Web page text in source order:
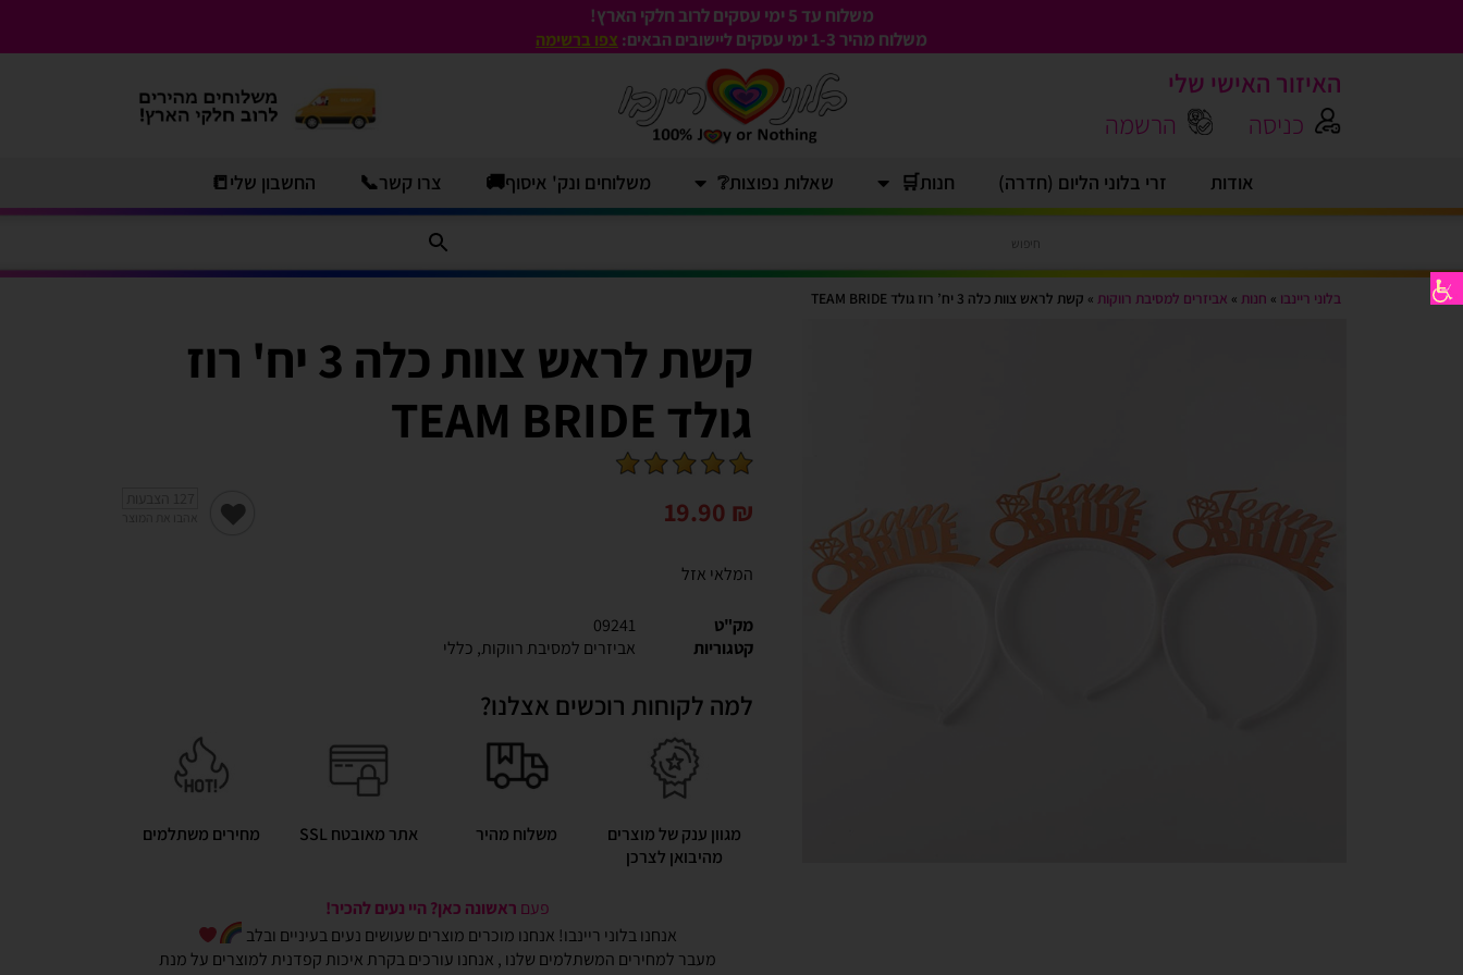
משלוח עד 5 ימי עסקים לרוב חלקי הארץ!
משלוח מהיר 1-3
ימי עסקים ליישובים הבאים: צפו ברשימה
האיזור האישי שלי
כניסה
הרשמה
אודות זרי בלוני הליום (חדרה) חנות🛒 שאלות נפוצות❔ משלוחים ונק' איסוף🚚 צרו קשר📞 החשבון שלי📒
בלוני ריינבו » חנות » אביזרים למסיבת רווקות » קשת לראש צוות כלה 3 יח’ רוז גולד TEAM BRIDE
קשת לראש צוות כלה 3 יח' רוז
גולד TEAM BRIDE
19.90 ₪
המלאי אזל
מק"ט
09241
קטגוריות
אביזרים למסיבת רווקות, כללי
למה לקוחות רוכשים אצלנו?
מגוון ענק של מוצרים
מהיבואן לצרכן
משלוח מהיר אתר מאובטח SSL מחירים משתלמים
פעם ראשונה כאן? היי נעים להכיר!
אנחנו בלוני ריינבו! אנחנו מוכרים מוצרים שעושים נעים בעיניים ובלב
מעבר למחירים המשתלמים שלנו , אנחנו עורכים בקרת איכות קפדנית למוצרים על מנת